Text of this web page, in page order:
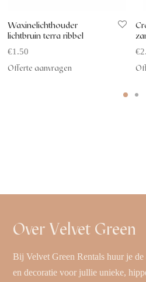
Waxinelichthouder
lichtbruin terra ribbel
€1.50
Offerte aanvragen
€
Over Velvet Green
Bij Velvet Green Rentals huur je de
en decoratie voor jullie unieke,